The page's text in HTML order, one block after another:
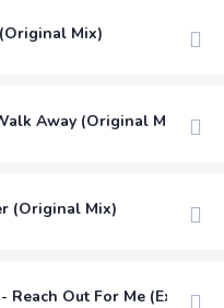
Mix)
Away (Original Mix)
(Original Mix)
Reach Out For Me